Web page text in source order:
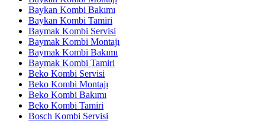
Baykan Kombi Bakımı
Baykan Kombi Tamiri
Baymak Kombi Servisi
Baymak Kombi Montajı
Baymak Kombi Bakımı
Baymak Kombi Tamiri
Beko Kombi Servisi
Beko Kombi Montajı
Beko Kombi Bakımı
Beko Kombi Tamiri
Bosch Kombi Servisi